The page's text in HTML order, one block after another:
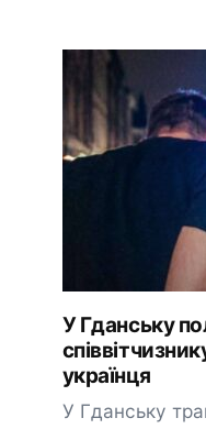
У Гданську
українця
У Гданську